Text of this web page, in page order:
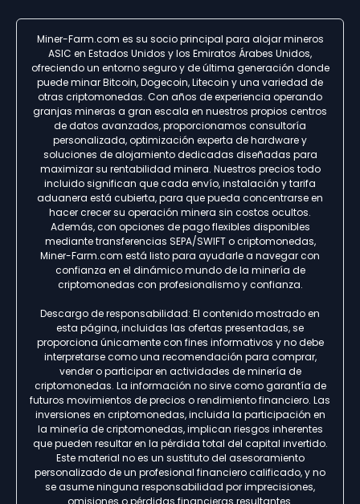
Miner-Farm.com es su socio principal para alojar mineros
ASIC en Estados Unidos y los Emiratos Árabes Unidos,
ofreciendo un entorno seguro y de última generación donde
puede minar Bitcoin, Dogecoin, Litecoin y una variedad de
otras criptomonedas. Con años de experiencia operando
granjas mineras a gran escala en nuestros propios centros
de datos avanzados, proporcionamos consultoría
personalizada, optimización experta de hardware y
soluciones de alojamiento dedicadas diseñadas para
maximizar su rentabilidad minera. Nuestros precios todo
incluido significan que cada envío, instalación y tarifa
aduanera está cubierta, para que pueda concentrarse en
hacer crecer su operación minera sin costos ocultos.
Además, con opciones de pago flexibles disponibles
mediante transferencias SEPA/SWIFT o criptomonedas,
Miner-Farm.com está listo para ayudarle a navegar con
confianza en el dinámico mundo de la minería de
criptomonedas con profesionalismo y confianza.
Descargo de responsabilidad: El contenido mostrado en
esta página, incluidas las ofertas presentadas, se
proporciona únicamente con fines informativos y no debe
interpretarse como una recomendación para comprar,
vender o participar en actividades de minería de
criptomonedas. La información no sirve como garantía de
futuros movimientos de precios o rendimiento financiero. Las
inversiones en criptomonedas, incluida la participación en
la minería de criptomonedas, implican riesgos inherentes
que pueden resultar en la pérdida total del capital invertido.
Este material no es un sustituto del asesoramiento
personalizado de un profesional financiero calificado, y no
se asume ninguna responsabilidad por imprecisiones,
omisiones o pérdidas financieras resultantes.